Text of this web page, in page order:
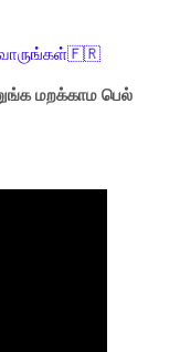
வாருங்கள்🇫🇷
மறக்காம பெல்